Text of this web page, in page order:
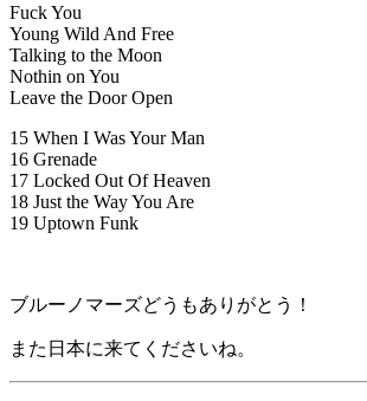
Fuck You
Young Wild And Free
Talking to the Moon
Nothin on You
Leave the Door Open
15 When I Was Your Man
16 Grenade
17 Locked Out Of Heaven
18 Just the Way You Are
19 Uptown Funk
ブルーノマーズどうもありがとう！
また日本に来てくださいね。